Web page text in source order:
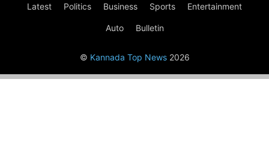
Latest Politics Business Sports Entertainment
Auto Bulletin
© Kannada Top News2026